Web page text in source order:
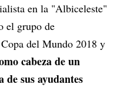
en la "Albiceleste"
el grupo de
del Mundo 2018 y
cabeza de un
de sus ayudantes